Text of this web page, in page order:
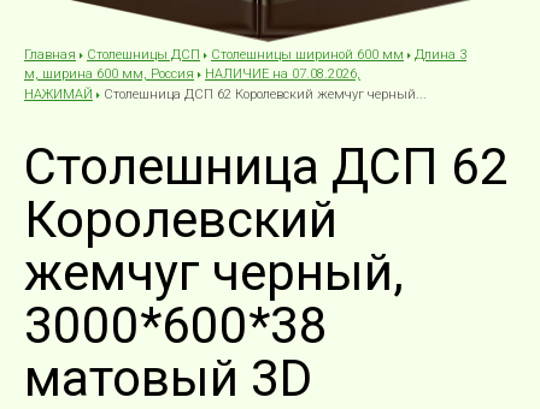
Главная Столешницы ДСП Столешницы шириной 600 мм
Длина 3
м, ширина 600 мм, Россия
НАЛИЧИЕ на 07.08.2026,
НАЖИМАЙ
Столешница ДСП 62 Королевский жемчуг черный...
Столешница ДСП 62
Королевский
жемчуг черный,
3000*600*38
матовый 3D